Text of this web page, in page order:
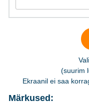
(suurim
Ekraanil ei saa
Märkused: